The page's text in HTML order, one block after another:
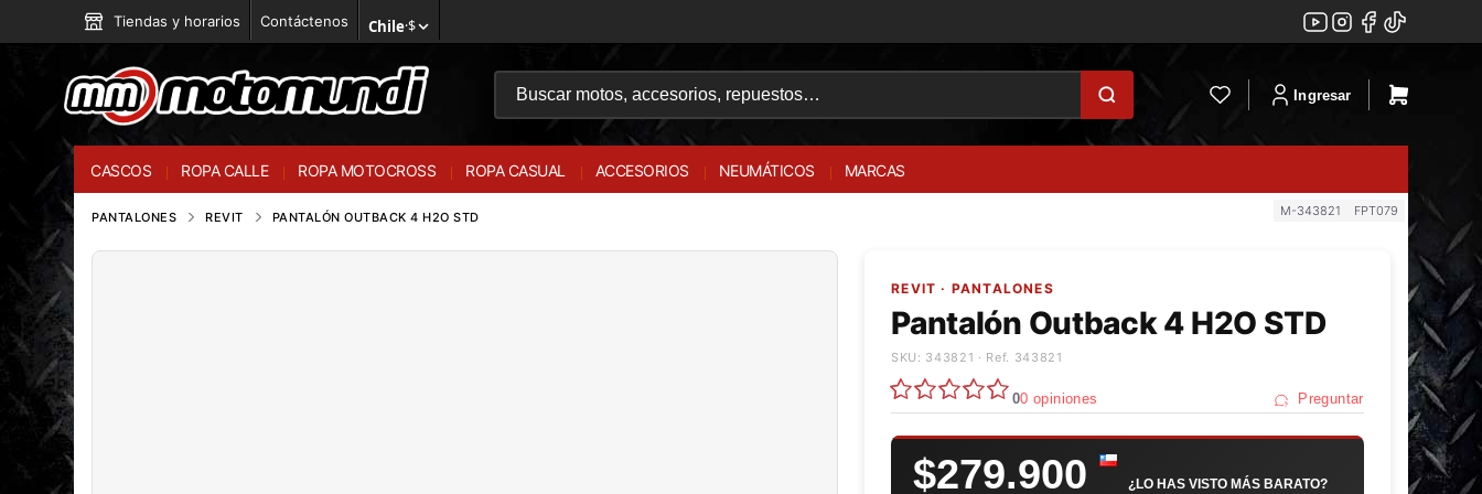
Tiendas y horarios Contáctenos Chile·$
Ingresar
CASCOS ROPA CALLE ROPA MOTOCROSS ROPA CASUAL ACCESORIOS NEUMÁTICOS MARCAS
PANTALONES REVIT PANTALÓN OUTBACK 4 H2O STD M-343821 FPT079
REVIT · PANTALONES
Pantalón Outback 4 H2O STD
SKU: 343821 · Ref. 343821
00 opiniones Preguntar
$279.900 ¿LO HAS VISTO MÁS BARATO?